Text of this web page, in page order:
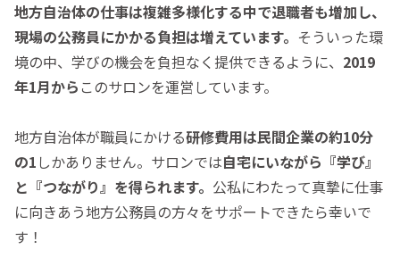
地方自治体の仕事は複雑多様化する中で退職者も増加し、
現場の公務員にかかる負担は増えています。 そういった環
境の中、学びの機会を負担なく提供できるように、 2019
年1月から このサロンを運営しています。
地方自治体が職員にかける研修費用は民間企業の約10分
の1 しかありません。サロンでは自宅にいながら『学び』
と『つながり』を得られます。 公私にわたって真摯に仕事
に向きあう地方公務員の方々をサポートできたら幸いで
す！